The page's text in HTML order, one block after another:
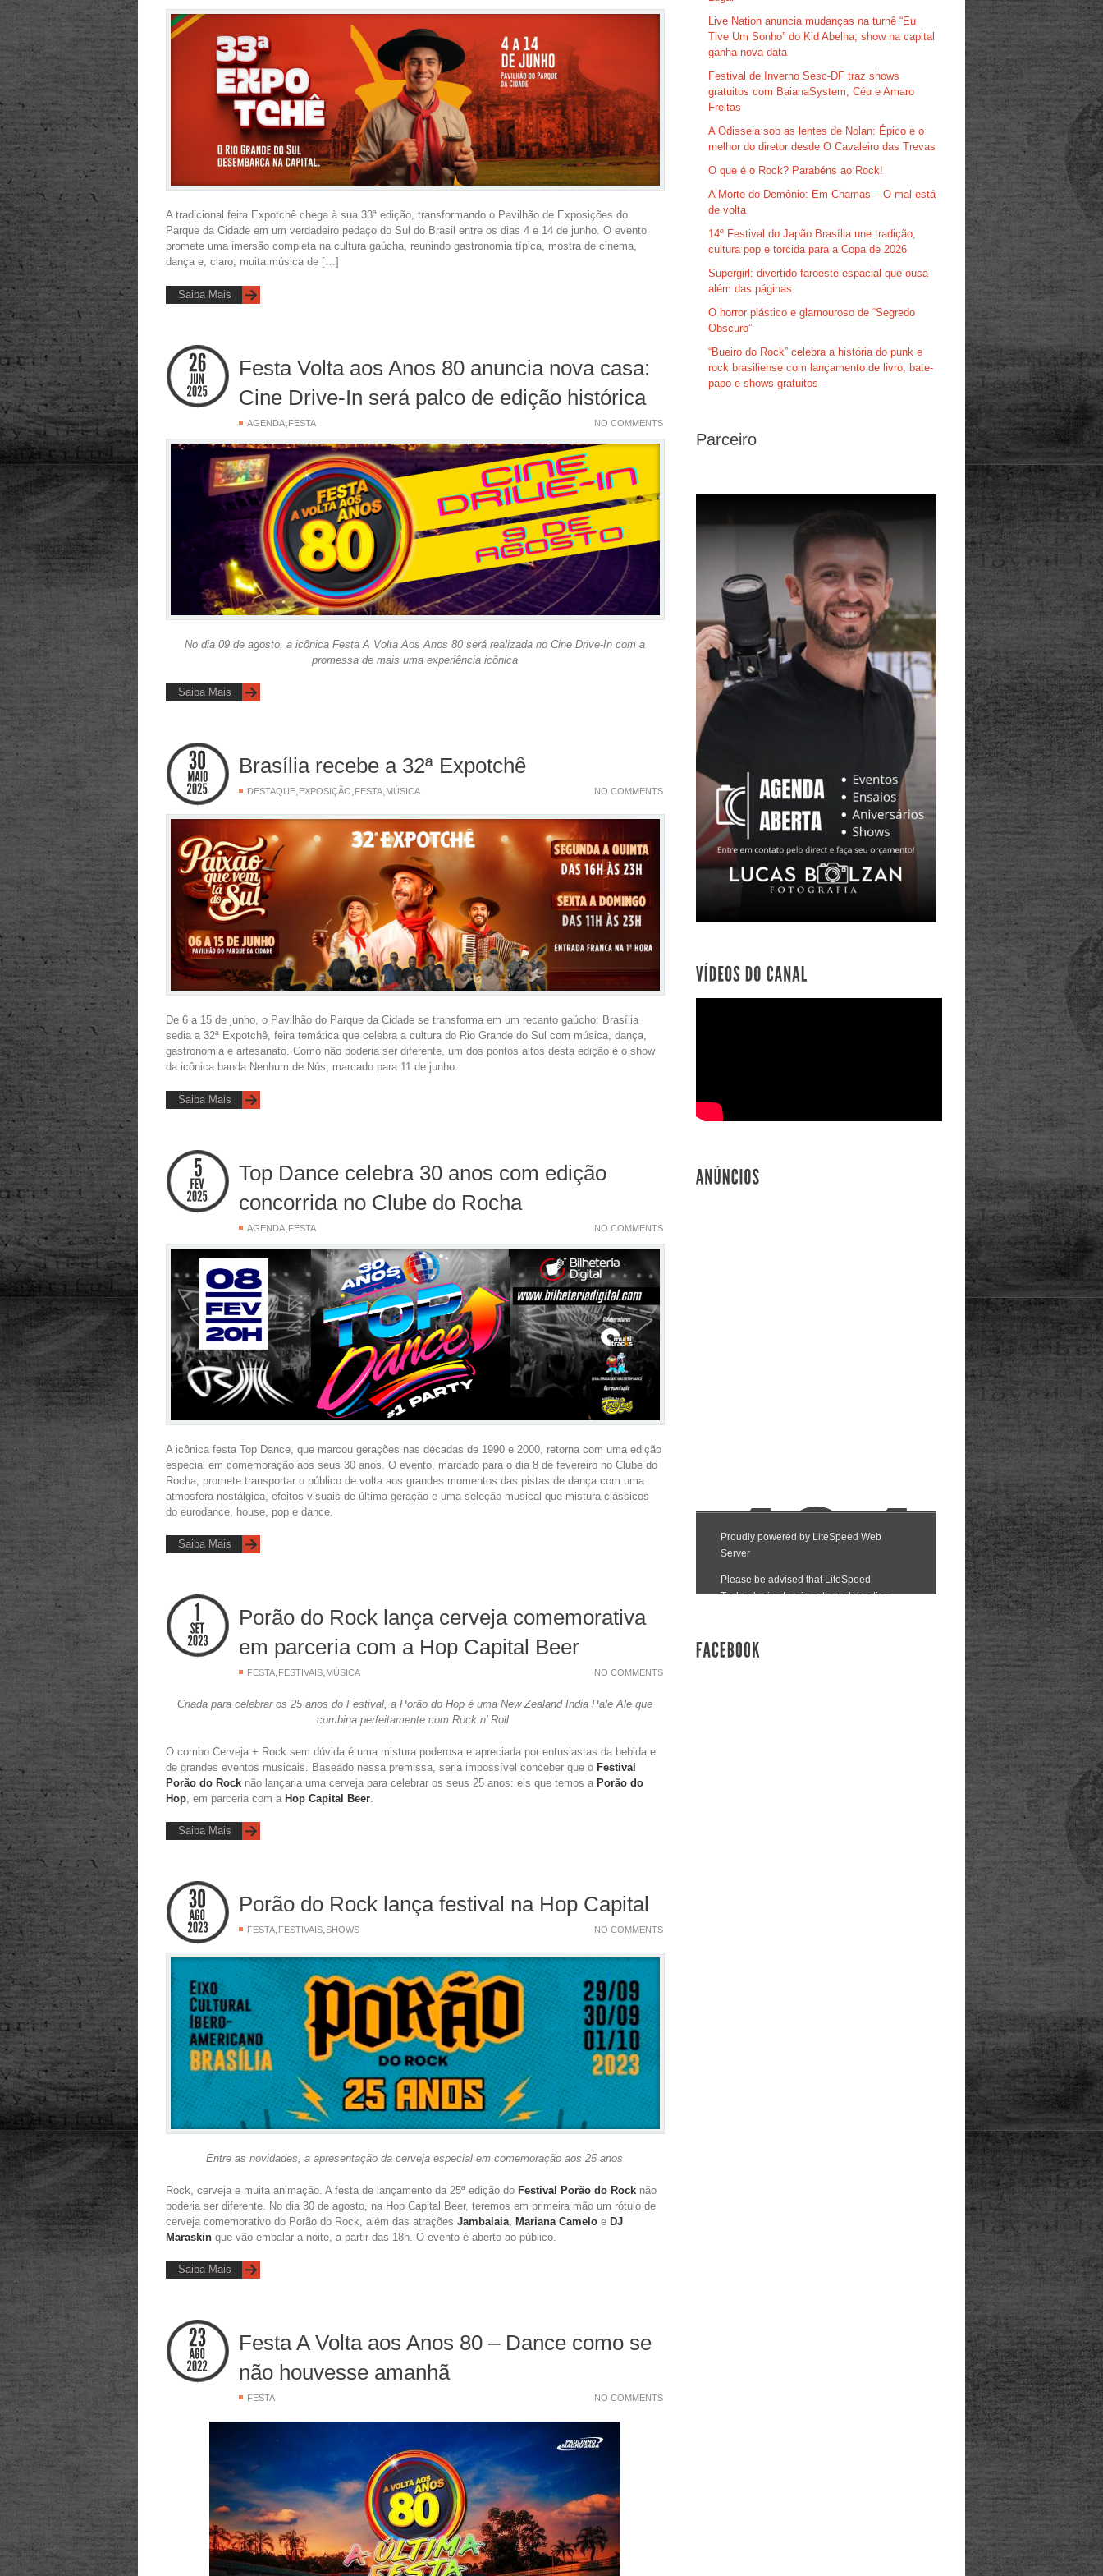
A tradicional feira Expotchê chega à sua 33ª edição, transformando o Pavilhão de Exposições do
Parque da Cidade em um verdadeiro pedaço do Sul do Brasil entre os dias 4 e 14 de junho. O evento
promete uma imersão completa na cultura gaúcha, reunindo gastronomia típica, mostra de cinema,
dança e, claro, muita música de […]
Saiba Mais
Festa Volta aos Anos 80 anuncia nova casa:
Cine Drive-In será palco de edição histórica
AGENDA FESTA NO COMMENTS
No dia 09 de agosto, a icônica Festa A Volta Aos Anos 80 será realizada no Cine Drive-In com a
promessa de mais uma experiência icônica
Saiba Mais
Brasília recebe a 32ª Expotchê
DESTAQUE, EXPOSIÇÃO, FESTA, MÚSICA NO COMMENTS
De 6 a 15 de junho, o Pavilhão do Parque da Cidade se transforma em um recanto gaúcho: Brasília
sedia a 32ª Expotchê, feira temática que celebra a cultura do Rio Grande do Sul com música, dança,
gastronomia e artesanato. Como não poderia ser diferente, um dos pontos altos desta edição é o show
da icônica banda Nenhum de Nós, marcado para 11 de junho.
Saiba Mais
Top Dance celebra 30 anos com edição
concorrida no Clube do Rocha
AGENDA FESTA NO COMMENTS
A icônica festa Top Dance, que marcou gerações nas décadas de 1990 e 2000, retorna com uma edição
especial em comemoração aos seus 30 anos. O evento, marcado para o dia 8 de fevereiro no Clube do
Rocha, promete transportar o público de volta aos grandes momentos das pistas de dança com uma
atmosfera nostálgica, efeitos visuais de última geração e uma seleção musical que mistura clássicos
do eurodance, house, pop e dance.
Saiba Mais
Porão do Rock lança cerveja comemorativa
em parceria com a Hop Capital Beer
FESTA, FESTIVAIS, MÚSICA NO COMMENTS
Criada para celebrar os 25 anos do Festival, a Porão do Hop é uma New Zealand India Pale Ale que
combina perfeitamente com Rock n’ Roll
O combo Cerveja + Rock sem dúvida é uma mistura poderosa e apreciada por entusiastas da bebida e
de grandes eventos musicais. Baseado nessa premissa, seria impossível conceber que o Festival
Porão do Rock não lançaria uma cerveja para celebrar os seus 25 anos: eis que temos a Porão do
Hop , em parceria com a Hop Capital Beer
Saiba Mais
Porão do Rock lança festival na Hop Capital
FESTA, FESTIVAIS,SHOWS NO COMMENTS
Entre as novidades, a apresentação da cerveja especial em comemoração aos 25 anos
Rock, cerveja e muita animação. A festa de lançamento da 25ª edição do Festival Porão do Rock não
poderia ser diferente. No dia 30 de agosto, na Hop Capital Beer, teremos em primeira mão um rótulo de
cerveja comemorativo do Porão do Rock, além das atrações Jambalaia Mariana Camelo e DJ
Maraskin que vão embalar a noite, a partir das 18h. O evento é aberto ao público.
Saiba Mais
Festa A Volta aos Anos 80 – Dance como se
não houvesse amanhã
FESTA NO COMMENTS
Live Nation anuncia mudanças na turnê “Eu
Tive Um Sonho” do Kid Abelha; show na capital
ganha nova data
Festival de Inverno Sesc-DF traz shows
gratuitos com BaianaSystem, Céu e Amaro
Freitas
A Odisseia sob as lentes de Nolan: Épico e o
melhor do diretor desde O Cavaleiro das Trevas
O que é o Rock? Parabéns ao Rock!
A Morte do Demônio: Em Chamas – O mal está
de volta
14º Festival do Japão Brasília une tradição,
cultura pop e torcida para a Copa de 2026
Supergirl: divertido faroeste espacial que ousa
além das páginas
O horror plástico e glamouroso de “Segredo
Obscuro”
“Bueiro do Rock” celebra a história do punk e
rock brasiliense com lançamento de livro, bate-
papo e shows gratuitos
Parceiro